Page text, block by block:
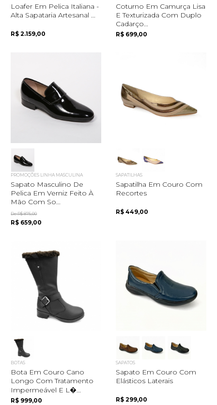
Loafer Em Pelica Italiana -
Alta Sapataria Artesanal ...
R$ 2.159,00
Coturno Em Camurça Lisa
E Texturizada Com Duplo
Cadarço...
R$ 699,00
PROMOÇÕES LINHA MASCULINA
Sapato Masculino De
Pelica Em Verniz Feito À
Mão Com So...
De R$ 875,00
R$ 659,00
SAPATILHAS
Sapatilha Em Couro Com
Recortes
R$ 449,00
BOTAS
Bota Em Couro Cano
Longo Com Tratamento
Impermeável E L�...
R$ 999,00
SAPATOS
Sapato Em Couro Com
Elásticos Laterais
R$ 299,00